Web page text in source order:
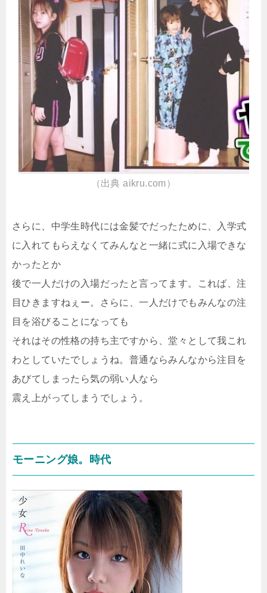
（出典 aikru.com）
さらに、中学生時代には金髪でだったために、入学式
に入れてもらえなくてみんなと一緒に式に入場できな
かったとか
後で一人だけの入場だったと言ってます。これば、注
目ひきますねぇー。さらに、一人だけでもみんなの注
目を浴びることになっても
それはその性格の持ち主ですから、堂々として我これ
わとしていたでしょうね。普通ならみんなから注目を
あびてしまったら気の弱い人なら
震え上がってしまうでしょう。
モーニング娘。時代